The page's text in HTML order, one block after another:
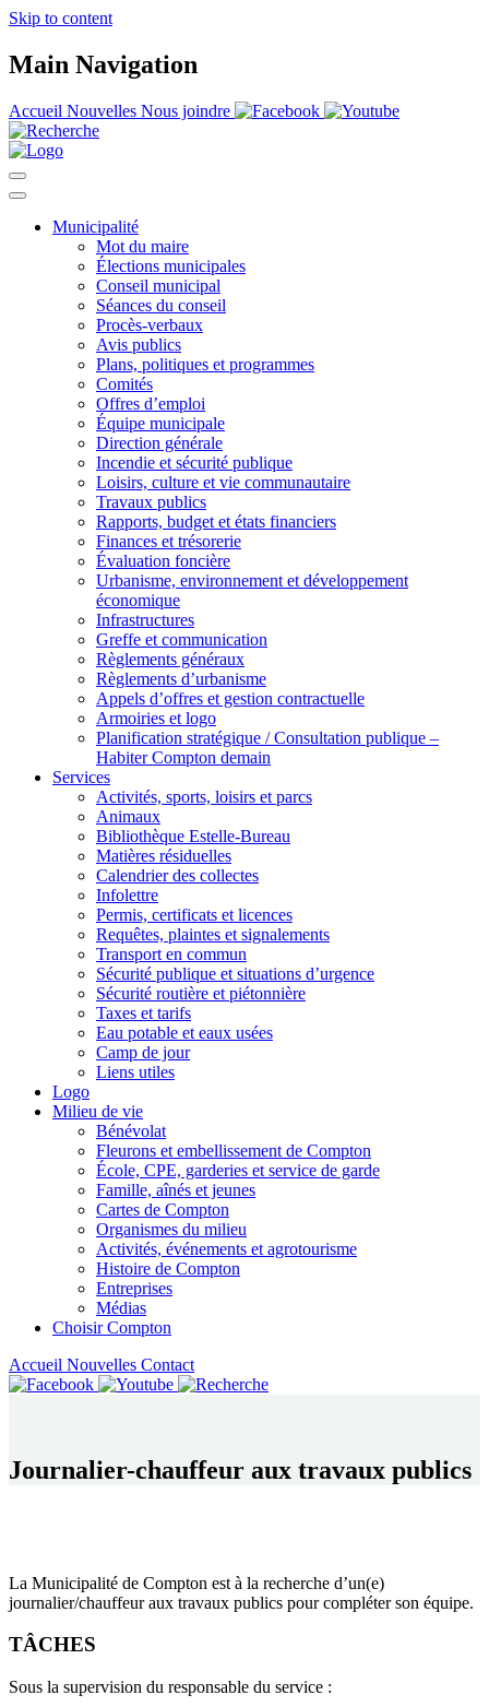
Skip to content
Main Navigation
Accueil Nouvelles Nous joindre
Municipalité
Mot du maire
Élections municipales
Conseil municipal
Séances du conseil
Procès-verbaux
Avis publics
Plans, politiques et programmes
Comités
Offres d’emploi
Équipe municipale
Direction générale
Incendie et sécurité publique
Loisirs, culture et vie communautaire
Travaux publics
Rapports, budget et états financiers
Finances et trésorerie
Évaluation foncière
Urbanisme, environnement et développement
économique
Infrastructures
Greffe et communication
Règlements généraux
Règlements d’urbanisme
Appels d’offres et gestion contractuelle
Armoiries et logo
Planification stratégique / Consultation publique –
Habiter Compton demain
Services
Activités, sports, loisirs et parcs
Animaux
Bibliothèque Estelle-Bureau
Matières résiduelles
Calendrier des collectes
Infolettre
Permis, certificats et licences
Requêtes, plaintes et signalements
Transport en commun
Sécurité publique et situations d’urgence
Sécurité routière et piétonnière
Taxes et tarifs
Eau potable et eaux usées
Camp de jour
Liens utiles
Logo
Milieu de vie
Bénévolat
Fleurons et embellissement de Compton
École, CPE, garderies et service de garde
Famille, aînés et jeunes
Cartes de Compton
Organismes du milieu
Activités, événements et agrotourisme
Histoire de Compton
Entreprises
Médias
Choisir Compton
Accueil Nouvelles Contact
Journalier-chauffeur aux travaux publics
La Municipalité de Compton est à la recherche d’un(e)
journalier/chauffeur aux travaux publics pour compléter son équipe.
TÂCHES
Sous la supervision du responsable du service :